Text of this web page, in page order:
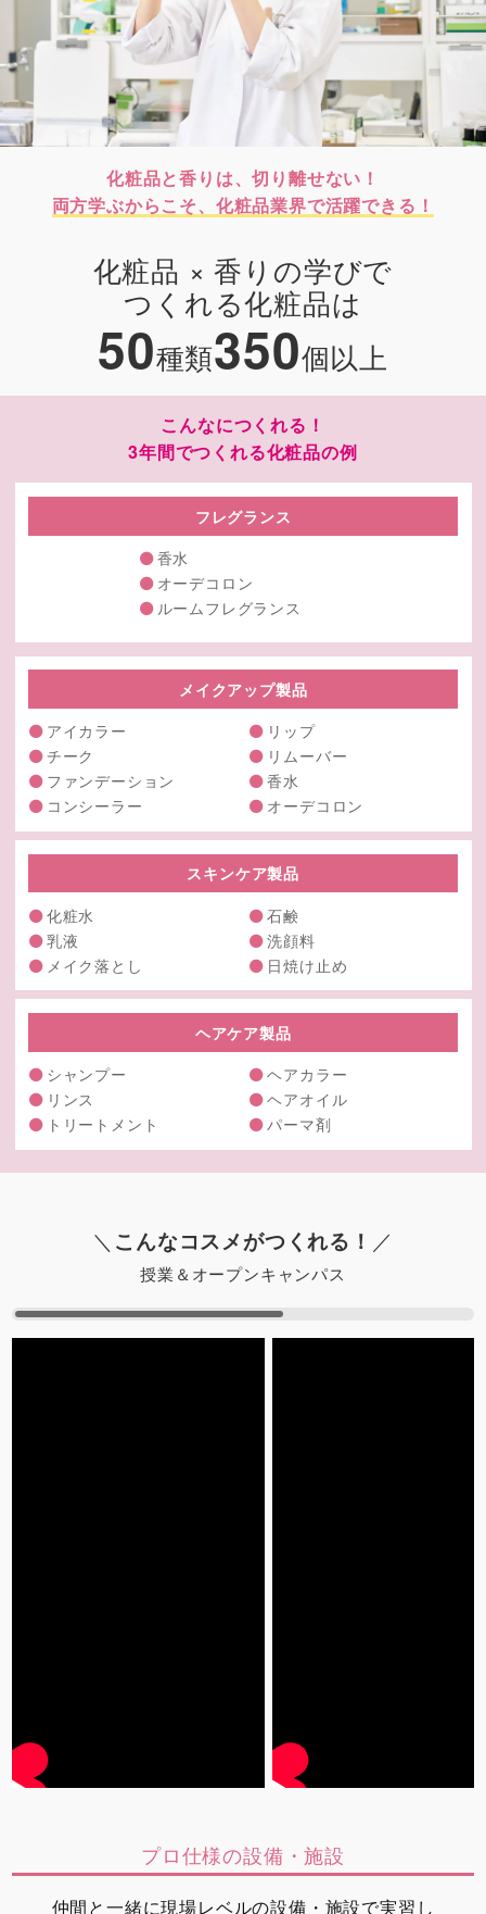
化粧品と香りは、切り離せない！
両方学ぶからこそ、化粧品業界で活躍できる！
化粧品 × 香りの学びで
つくれる化粧品は
50種類350個以上
こんなにつくれる！
3年間でつくれる化粧品の例
フレグランス
香水
オーデコロン
ルームフレグランス
メイクアップ製品
アイカラー
チーク
ファンデーション
コンシーラー
リップ
リムーバー
香水
オーデコロン
スキンケア製品
化粧水
乳液
メイク落とし
石鹸
洗顔料
日焼け止め
ヘアケア製品
シャンプー
リンス
トリートメント
ヘアカラー
ヘアオイル
パーマ剤
＼ こんなコスメがつくれる！ ／
授業＆オープンキャンパス
プロ仕様の設備・施設
仲間と一緒に現場レベルの設備・施設で実習し